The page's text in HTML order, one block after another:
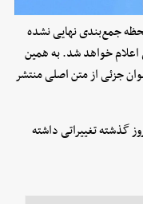
جمع‌بندی نهایی نشده
خواهد شد. به همین
جزئی از متن اصلی منتشر
گذشته تغییراتی داشته